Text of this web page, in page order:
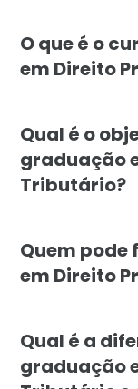
O que é o
em Direito
Qual é o
graduação
Tributário?
Quem
em Direito
Qual é a
graduação